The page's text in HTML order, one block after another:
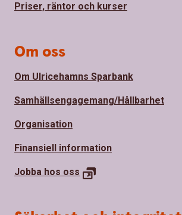
Priser, räntor och kurser
Om oss
Om Ulricehamns Sparbank
Samhällsengagemang/Hållbarhet
Organisation
Finansiell information
Jobba hos oss